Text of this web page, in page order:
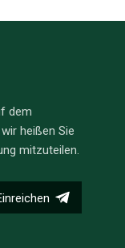
dem
heißen Sie
mitzuteilen.